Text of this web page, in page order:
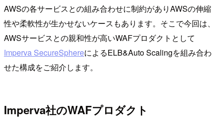
AWSの各サービスとの組み合わせに制約がありAWSの伸縮
性や柔軟性が生かせないケースもあります。そこで今回は、
AWSサービスとの親和性が高いWAFプロダクトとして
Imperva SecureSphereによるELB&Auto Scalingを組み合わ
せた構成をご紹介します。
Imperva社のWAFプロダクト